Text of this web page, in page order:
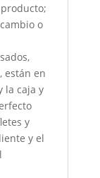
o
están en
la caja y
y
y el